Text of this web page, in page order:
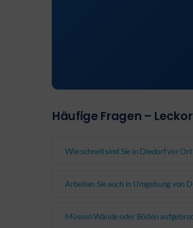
Häufige Fragen –
Wie schnell sind Sie in Diedorf vor
Arbeiten Sie auch in Umgebung von
Müssen Wände oder Böden